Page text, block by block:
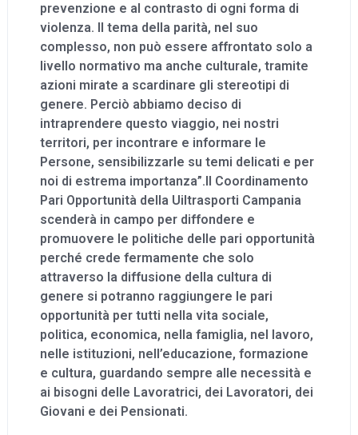
prevenzione e al contrasto di ogni forma di
violenza. Il tema della parità, nel suo
complesso, non può essere affrontato solo a
livello normativo ma anche culturale, tramite
azioni mirate a scardinare gli stereotipi di
genere. Perciò abbiamo deciso di
intraprendere questo viaggio, nei nostri
territori, per incontrare e informare le
Persone, sensibilizzarle su temi delicati e per
noi di estrema importanza”.Il Coordinamento
Pari Opportunità della Uiltrasporti Campania
scenderà in campo per diffondere e
promuovere le politiche delle pari opportunità
perché crede fermamente che solo
attraverso la diffusione della cultura di
genere si potranno raggiungere le pari
opportunità per tutti nella vita sociale,
politica, economica, nella famiglia, nel lavoro,
nelle istituzioni, nell’educazione, formazione
e cultura, guardando sempre alle necessità e
ai bisogni delle Lavoratrici, dei Lavoratori, dei
Giovani e dei Pensionati.